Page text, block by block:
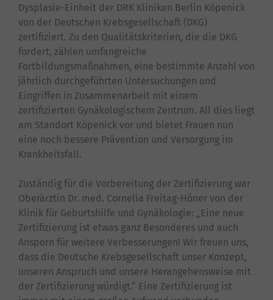
Dysplasie-Einheit der DRK Kliniken Berlin Köpenick
von der Deutschen Krebsgesellschaft (DKG)
zertifiziert. Zu den Qualitätskriterien, die die DKG
fordert, zählen umfangreiche
Fortbildungsmaßnahmen, eine bestimmte Anzahl von
jährlich durchgeführten Untersuchungen und
Eingriffen in Zusammenarbeit mit einem
zertifizierten Gynäkologischem Zentrum. All dies liegt
am Standort Köpenick vor und bietet Frauen nun
eine noch bessere Prävention und Versorgung im
Krankheitsfall.
Zuständig für die Vorbereitung der Zertifizierung war
Oberärztin Dr. med. Cornelia Freitag-Höner von der
Klinik für Geburtshilfe und Gynäkologie: „Eine neue
Zertifizierung ist etwas ganz Besonderes und auch
Ansporn für weitere Verbesserungen! Wir freuen uns,
dass die Deutsche Krebsgesellschaft unser Konzept,
unseren Anspruch und unsere Herangehensweise mit
der Zertifizierung würdigt.“ Eine Zertifizierung ist